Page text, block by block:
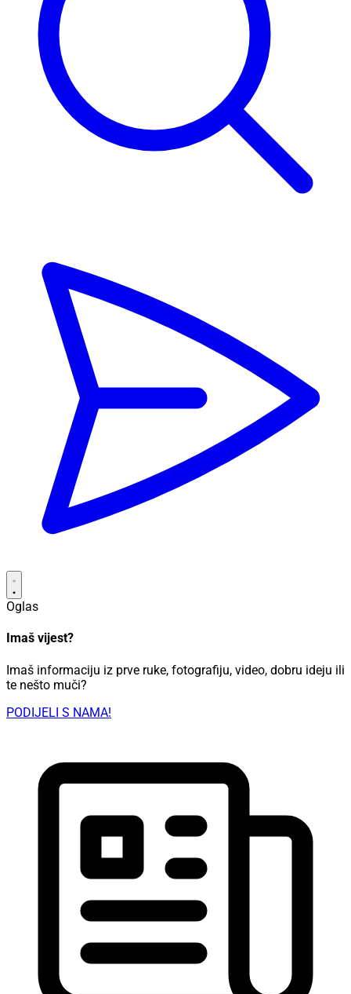
Oglas
Imaš vijest?
Imaš informaciju iz prve ruke, fotografiju, video, dobru ideju ili
te nešto muči?
PODIJELI S NAMA!